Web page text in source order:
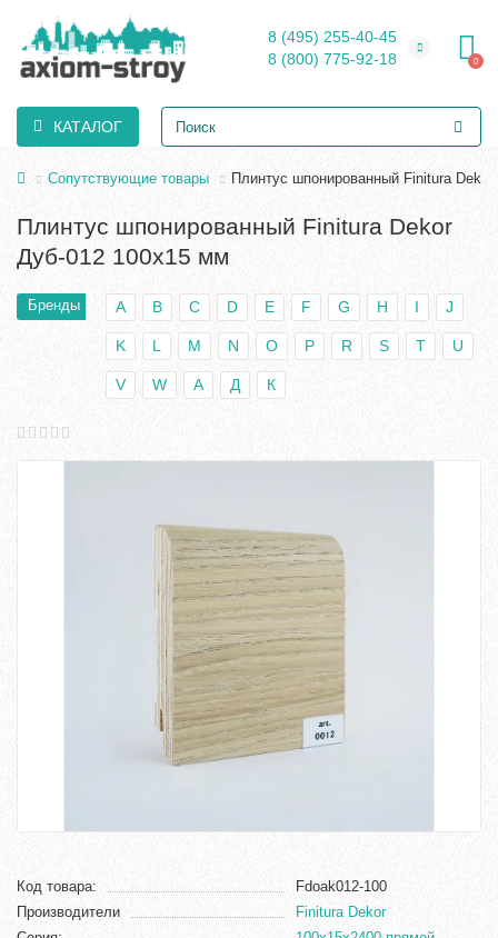
8 (495) 255-40-45
8 (800) 775-92-18
0
КАТАЛОГ
Сопутствующие товары Плинтус шпонированный Finitura
Плинтус шпонированный Finitura Dekor
Дуб-012 100х15 мм
Бренды A B C D E F G H I J
K L M N O P R S T U
V W А Д К
Код товара:
Fdoak012-100
Производители
Finitura Dekor